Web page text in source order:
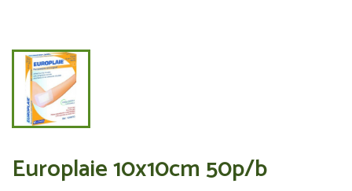
Europlaie 10x10cm 50p/b